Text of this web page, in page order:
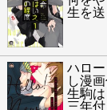
生を
ハロ
し漫画
生駒
三年